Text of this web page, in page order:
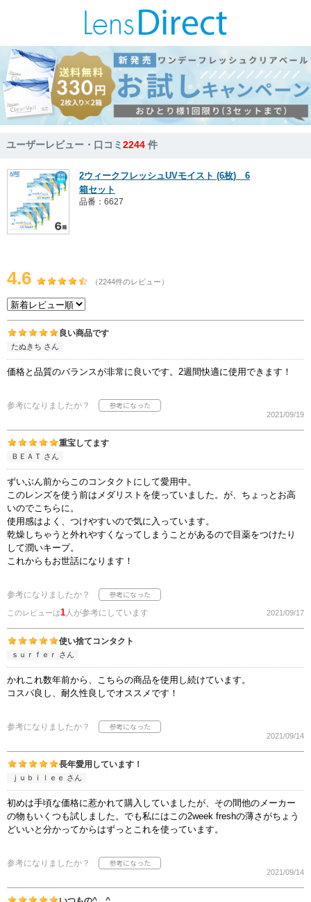
ユーザーレビュー・口コミ2244 件
2ウィークフレッシュUVモイスト (6枚) 6
箱セット
品番：6627
4.6 （2244件のレビュー）
良い商品です
たぬきち さん
価格と品質のバランスが非常に良いです。2週間快適に使用できます！
参考になりましたか？
2021/09/19
重宝してます
ＢＥＡＴ さん
ずいぶん前からこのコンタクトにして愛用中。
このレンズを使う前はメダリストを使っていました。が、ちょっとお高
いのでこちらに。
使用感はよく、つけやすいので気に入っています。
乾燥しちゃうと外れやすくなってしまうことがあるので目薬をつけたり
して潤いキープ。
これからもお世話になります！
参考になりましたか？
このレビューは1人が参考にしています 2021/09/17
使い捨てコンタクト
ｓｕｒｆｅｒ さん
かれこれ数年前から、こちらの商品を使用し続けています。
コスパ良し、耐久性良しでオススメです！
参考になりましたか？
2021/09/14
長年愛用しています！
ｊｕｂｉｌｅｅ さん
初めは手頃な価格に惹かれて購入していましたが、その間他のメーカー
の物もいくつも試しました。でも私にはこの2week freshの薄さがちょう
どいいと分かってからはずっとこれを使っています。
参考になりましたか？
2021/09/14